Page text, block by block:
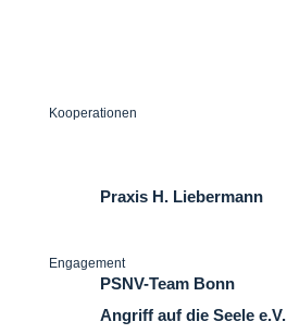
Kooperationen
Praxis H. Liebermann
Engagement
PSNV-Team Bonn
Angriff auf die Seele e.V.